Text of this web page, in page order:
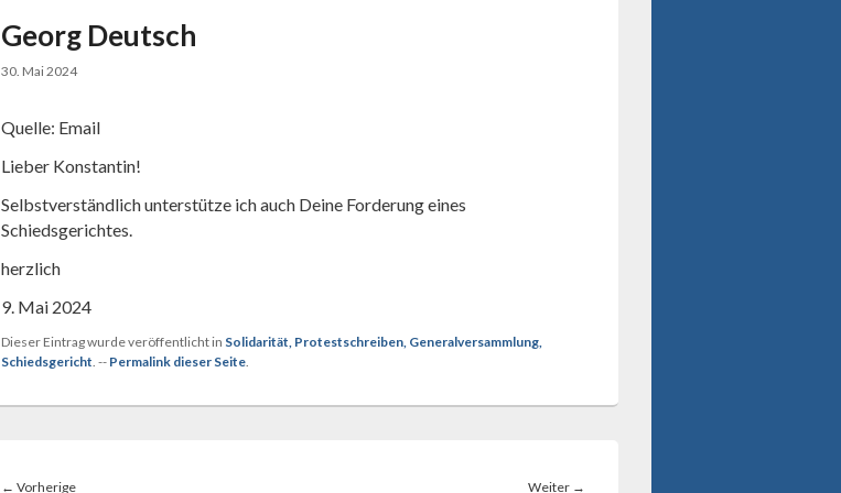
Georg Deutsch
30. Mai 2024
Quelle: Email
Lieber Konstantin!
Selbstverständlich unterstütze ich auch Deine Forderung eines
Schiedsgerichtes.
herzlich
9. Mai 2024
Dieser Eintrag wurde veröffentlicht in Solidarität, Protestschreiben, Generalversammlung,
Schiedsgericht . -- Permalink dieser Seite
← VorherigeVorheriger Weiter →